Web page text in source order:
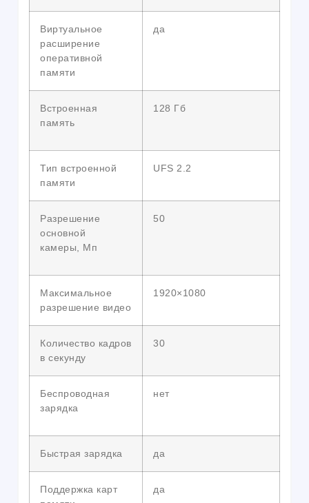
Виртуальное
расширение
оперативной
памяти
да
Встроенная
память
128 Гб
Тип встроенной
памяти
UFS 2.2
Разрешение
основной
камеры, Мп
50
Максимальное
разрешение видео
1920×1080
Количество кадров
в секунду
30
Беспроводная
зарядка
нет
Быстрая зарядка да
Поддержка карт
да